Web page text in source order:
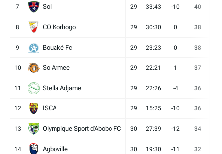
7 Sol 29 33:43 -10 40
8 CO Korhogo 29 30:30 0 38
9 Bouaké Fc 29 23:23 0 38
10 So Armee 29 22:21 1 37
11 Stella Adjame 29 22:26 -4 36
12 ISCA 29 15:25 -10 36
13 Olympique Sport d'Abobo FC 30 27:39 -12 34
14 Agboville 30 19:30 -11 32